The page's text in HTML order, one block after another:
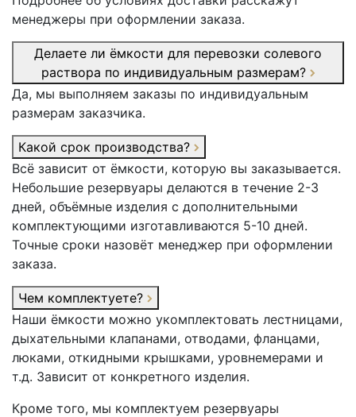
менеджеры при оформлении заказа.
Делаете ли ёмкости для перевозки солевого
раствора по индивидуальным размерам?
Да, мы выполняем заказы по индивидуальным
размерам заказчика.
Какой срок производства?
Всё зависит от ёмкости, которую вы заказывается.
Небольшие резервуары делаются в течение 2-3
дней, объёмные изделия с дополнительными
комплектующими изготавливаются 5-10 дней.
Точные сроки назовёт менеджер при оформлении
заказа.
Чем комплектуете?
Наши ёмкости можно укомплектовать лестницами,
дыхательными клапанами, отводами, фланцами,
люками, откидными крышками, уровнемерами и
т.д. Зависит от конкретного изделия.
Кроме того, мы комплектуем резервуары